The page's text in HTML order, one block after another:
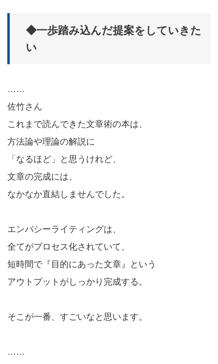
◆一歩踏み込んだ提案をしていきた
い
……
佐竹さん
これまで読んできた文章術の本は、
方法論や理論の解説に
「なるほど」と思うけれど、
文章の完成には、
なかなか直結しませんでした。
エンパシーライティングは、
全てがプロセス化されていて、
短時間で『目的にあった文章』という
アウトプットがしっかり完成する。
そこが一番、すごいなと思います。
……